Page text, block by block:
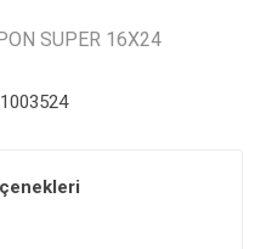
SUPER 16X24